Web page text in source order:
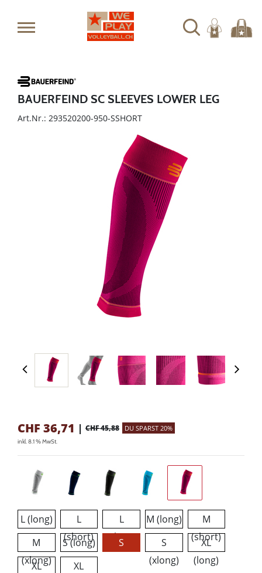
BAUERFEIND SC SLEEVES LOWER LEG
Art.Nr.: 293520200-950-SSHORT
CHF 36,71 | CHF 45,88 DU SPARST 20%
inkl. 8.1 % MwSt.
L (long)
L
(short)
L
(xlong)
M (long)
M
(short)
M
(xlong)
S (long)
S
S
(xlong)
XL
(long)
XL
XL